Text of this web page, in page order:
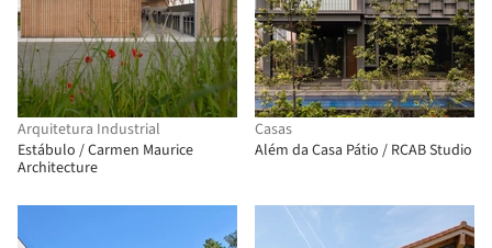
Arquitetura Industrial
Estábulo / Carmen Maurice
Architecture
Casas
Além da Casa Pátio / RCAB Studio